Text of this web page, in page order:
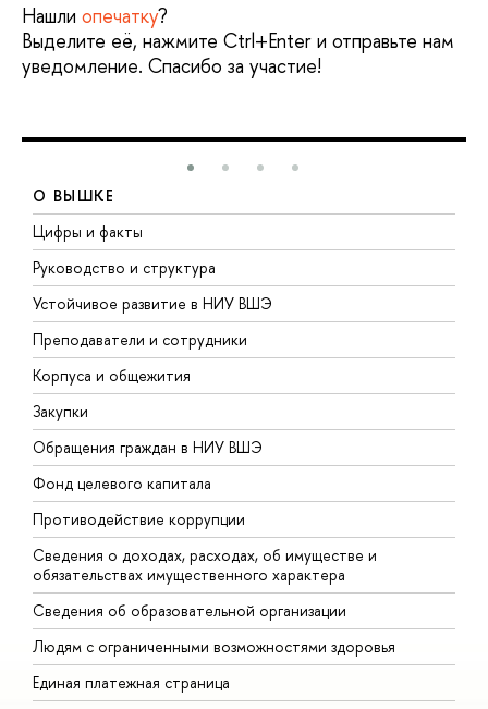
Нашли опечатку?
Выделите её, нажмите Ctrl+Enter и отправьте нам
уведомление. Спасибо за участие!
О ВЫШКЕ
Цифры и факты
Руководство и структура
Устойчивое развитие в НИУ ВШЭ
Преподаватели и сотрудники
Корпуса и общежития
Закупки
Обращения граждан в НИУ ВШЭ
Фонд целевого капитала
Противодействие коррупции
Сведения о доходах, расходах, об имуществе и
обязательствах имущественного характера
Сведения об образовательной организации
Людям с ограниченными возможностями здоровья
Единая платежная страница